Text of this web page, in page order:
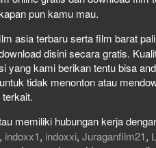
pun kamu mau.
asia terbaru serta film barat
disini secara gratis.
kami berikan tentu bisa
tidak menonton atau
memiliki hubungan kerja
, indoxx1, indoxxi, Juraganfilm21,